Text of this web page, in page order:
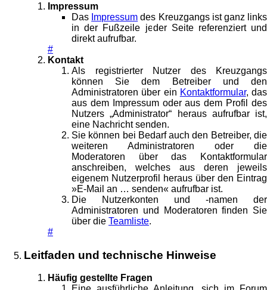
Impressum
Das Impressum des Kreuzgangs ist ganz links
in der Fußzeile jeder Seite referenziert und
direkt aufrufbar.
#
Kontakt
Als registrierter Nutzer des Kreuzgangs
können Sie dem Betreiber und den
Administratoren über ein Kontaktformular, das
aus dem Impressum oder aus dem Profil des
Nutzers „Administrator“ heraus aufrufbar ist,
eine Nachricht senden.
Sie können bei Bedarf auch den Betreiber, die
weiteren Administratoren oder die
Moderatoren über das Kontaktformular
anschreiben, welches aus deren jeweils
eigenem Nutzerprofil heraus über den Eintrag
»E-Mail an … senden« aufrufbar ist.
Die Nutzerkonten und -namen der
Administratoren und Moderatoren finden Sie
über die Teamliste.
#
Leitfaden und technische Hinweise
Häufig gestellte Fragen